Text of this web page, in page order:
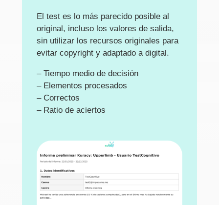
El test es lo más parecido posible al
original, incluso los valores de salida,
sin utilizar los recursos originales para
evitar copyright y adaptado a digital.
– Tiempo medio de decisión
– Elementos procesados
– Correctos
– Ratio de aciertos